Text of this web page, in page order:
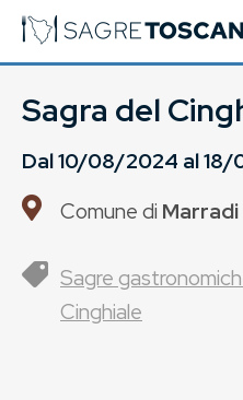
Sagra del
Dal10/08/2024 al18/
Comune di Marradi
Sagre
Cinghiale